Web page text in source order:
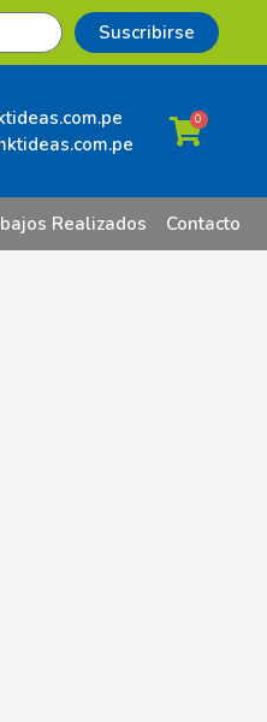
Suscribirse
0
Realizados Contacto